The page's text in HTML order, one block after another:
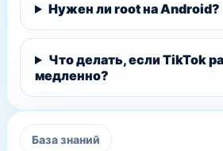
Нужен ли root на Android?
Что делать, если TikTok
медленно?
База знаний